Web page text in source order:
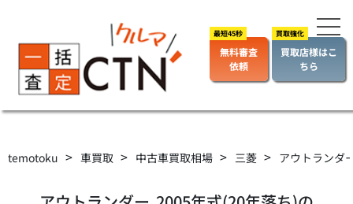
無料審査
依頼
買取店様はこ
ちら
temotoku > 車買取 > 中古車買取相場 > 三菱 > アウトランダ